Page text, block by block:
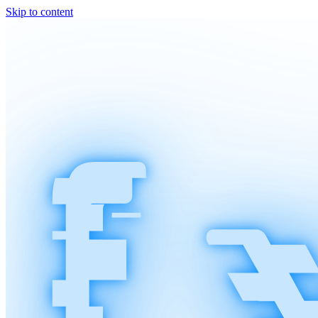
Skip to content